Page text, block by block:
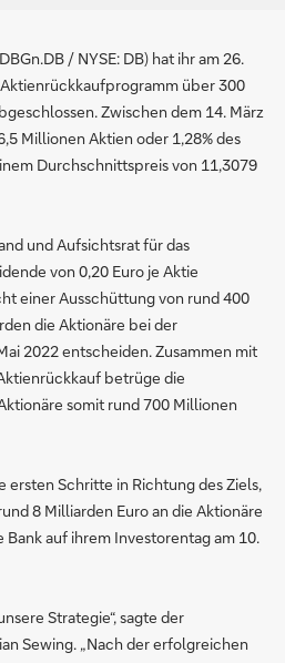
/ NYSE: DB) hat ihr am 26.
über 300
Zwischen dem 14. März
Millionen Aktien oder 1,28% des
Durchschnittspreis von 11,3079
und Aufsichtsrat für das
von 0,20 Euro je Aktie
einer Ausschüttung von rund 400
die Aktionäre bei der
2022 entscheiden. Zusammen mit
betrüge die
somit rund 700 Millionen
ersten Schritte in Richtung des Ziels,
8 Milliarden Euro an die Aktionäre
auf ihrem Investorentag am 10.
Strategie“, sagte der
Sewing. „Nach der erfolgreichen